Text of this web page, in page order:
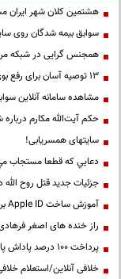
هشتمین کلان شهر
سوابق بیمه شدگان روی
همجنس گرایی در شبکه
13 توصیه آسان برای رفع بوی بد دهان
مشاهده سامانه آنلاين
حكم آيت‌الله مكارم
سایتهای همسریابی!
دعايي كه قطعا مستجاب
جزئیات جدید قتل روح الله
آموزش ساخت Apple ID برای کاربران ایرانی
راز خنده های اصغر
پرداخت ۱۰۰ درصد پاداش پایان خدمت فرهنگیان
خلافی آنلاین/استعلام